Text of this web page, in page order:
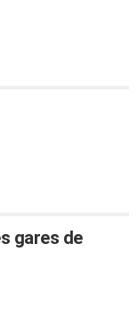
gares de